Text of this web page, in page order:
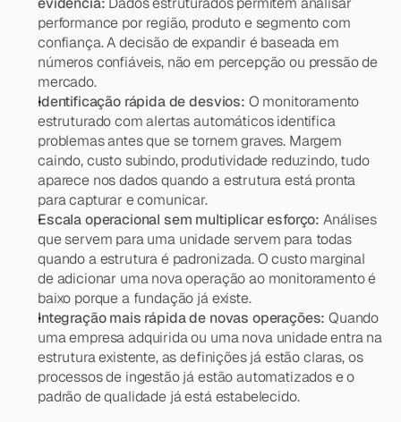
performance por região, produto e segmento com
confiança. A decisão de expandir é baseada em
números confiáveis, não em percepção ou pressão de
mercado.
Identificação rápida de desvios: O monitoramento
estruturado com alertas automáticos identifica
problemas antes que se tornem graves. Margem
caindo, custo subindo, produtividade reduzindo, tudo
aparece nos dados quando a estrutura está pronta
para capturar e comunicar.
Escala operacional sem multiplicar esforço: Análises
que servem para uma unidade servem para todas
quando a estrutura é padronizada. O custo marginal
de adicionar uma nova operação ao monitoramento é
baixo porque a fundação já existe.
Integração mais rápida de novas operações: Quando
uma empresa adquirida ou uma nova unidade entra na
estrutura existente, as definições já estão claras, os
processos de ingestão já estão automatizados e o
padrão de qualidade já está estabelecido.